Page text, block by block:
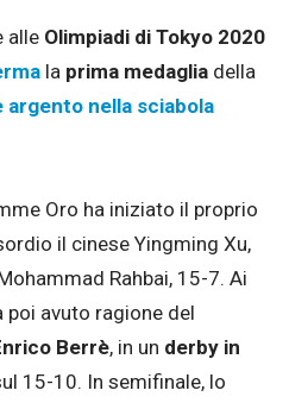
alle Olimpiadi di Tokyo 2020
la prima medaglia della
argento nella sciabola
Oro ha iniziato il proprio
il cinese Yingming Xu,
Rahbai, 15-7. Ai
poi avuto ragione del
Berrè, in un derby in
15-10. In semifinale, lo